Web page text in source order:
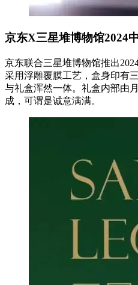
京东X三星堆博物馆2024
京东联合三星堆博物馆推出
采用浮雕覆膜工艺，盒身印有
与礼盒浑然一体。礼盒内部由
成，可谓是诚意满满。